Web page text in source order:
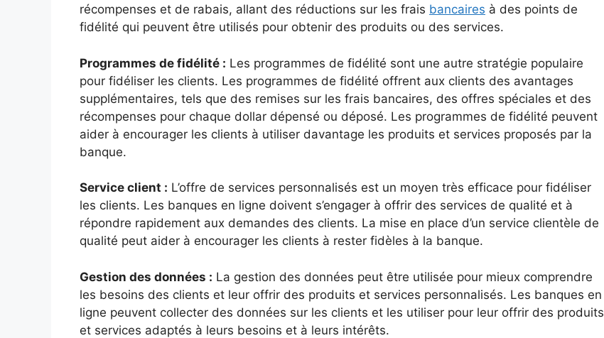
récompenses et de rabais, allant des réductions sur les frais bancaires à des points de
fidélité qui peuvent être utilisés pour obtenir des produits ou des services.
Programmes de fidélité : Les programmes de fidélité sont une autre stratégie populaire
pour fidéliser les clients. Les programmes de fidélité offrent aux clients des avantages
supplémentaires, tels que des remises sur les frais bancaires, des offres spéciales et des
récompenses pour chaque dollar dépensé ou déposé. Les programmes de fidélité peuvent
aider à encourager les clients à utiliser davantage les produits et services proposés par la
banque.
Service client : L’offre de services personnalisés est un moyen très efficace pour fidéliser
les clients. Les banques en ligne doivent s’engager à offrir des services de qualité et à
répondre rapidement aux demandes des clients. La mise en place d’un service clientèle de
qualité peut aider à encourager les clients à rester fidèles à la banque.
Gestion des données : La gestion des données peut être utilisée pour mieux comprendre
les besoins des clients et leur offrir des produits et services personnalisés. Les banques en
ligne peuvent collecter des données sur les clients et les utiliser pour leur offrir des produits
et services adaptés à leurs besoins et à leurs intérêts.